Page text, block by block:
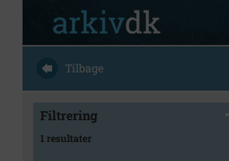
Tilbage
Filtrering
1 resultater